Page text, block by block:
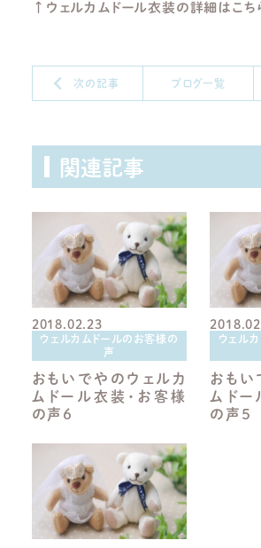
↑ウェルカムドール衣装の詳細はこち
次の記事 ブログ一覧
関連記事
2018.02.23
ウェルカムドールのお客様の
声
おもいでやのウェルカ
ムドール衣装・お客様
の声６
ウェル
おもい
ムドー
の声５